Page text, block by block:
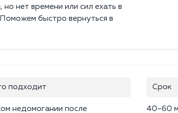
но нет времени или сил ехать в
Поможем быстро вернуться в
подходит
недомогании после
Срок
40–60